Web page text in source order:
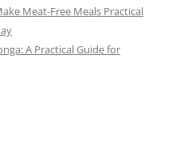
Meat-Free Meals Practical
A Practical Guide for